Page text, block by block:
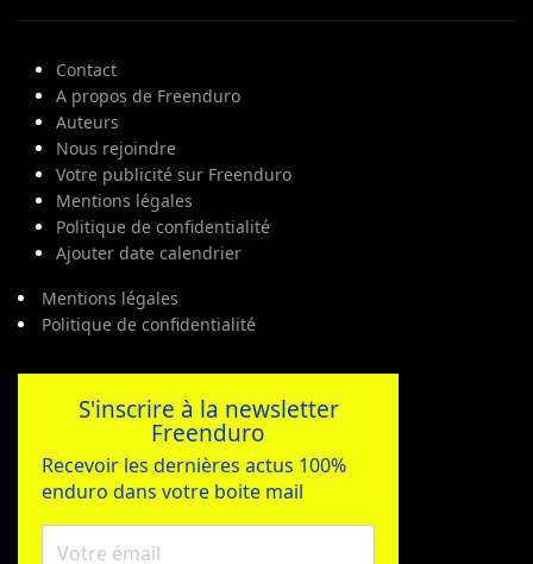
Contact
A propos de Freenduro
Auteurs
Nous rejoindre
Votre publicité sur Freenduro
Mentions légales
Politique de confidentialité
Ajouter date calendrier
Mentions légales
Politique de confidentialité
S'inscrire à la newsletter
Freenduro
Recevoir les dernières actus 100%
enduro dans votre boite mail